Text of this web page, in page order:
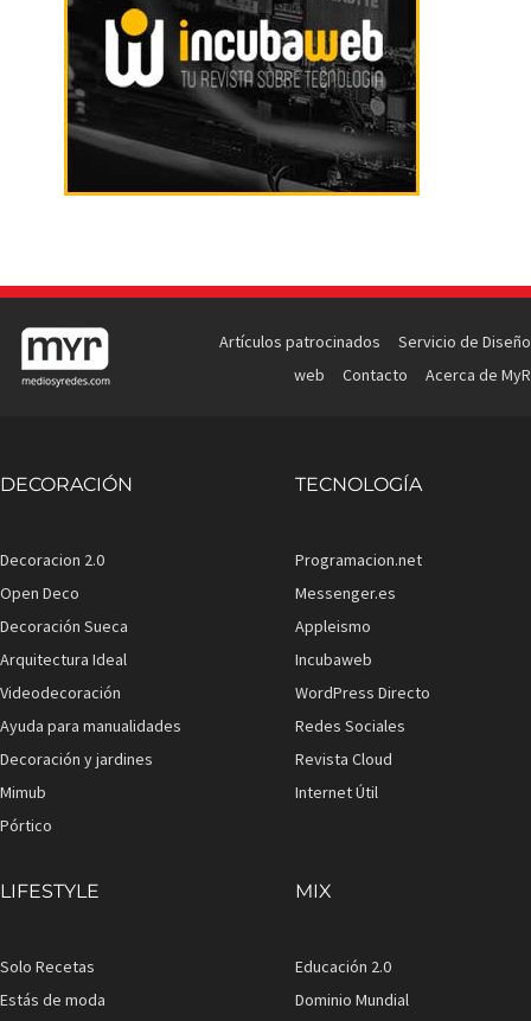
Artículos patrocinados
Servicio de Diseño
web
Contacto Acerca de MyR
DECORACIÓN
Decoracion 2.0
Open Deco
Decoración Sueca
Arquitectura Ideal
Videodecoración
Ayuda para manualidades
Decoración y jardines
Mimub
Pórtico
TECNOLOGÍA
Programacion.net
Messenger.es
Appleismo
Incubaweb
WordPress Directo
Redes Sociales
Revista Cloud
Internet Útil
LIFESTYLE
Solo Recetas
Estás de moda
MIX
Educación 2.0
Dominio Mundial